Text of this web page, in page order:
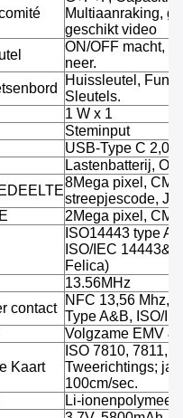
Multiaanraking,
geschikt video
ON/OFF macht,
neer.
Huissleutel,
Sleutels.
1 W x 1
Steminput
USB-Type C 2,0
Lastenbatterij,
8Mega pixel,
streepjescode,
2Mega pixel,
ISO14443 type
ISO/IEC
Felica)
13.56MHz
contact
NFC 13,56 Mhz,
Type A&B, ISO/
Volgzame EMV &
Kaart
ISO 7810, 7811,
Tweerichtings; jat
100cm/sec.
Li-